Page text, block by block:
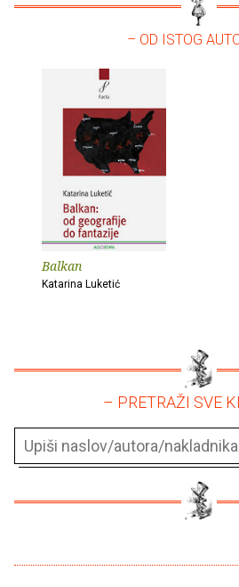
– OD ISTOG
Balkan
Katarina Luketić
– PRETRAŽI SVE